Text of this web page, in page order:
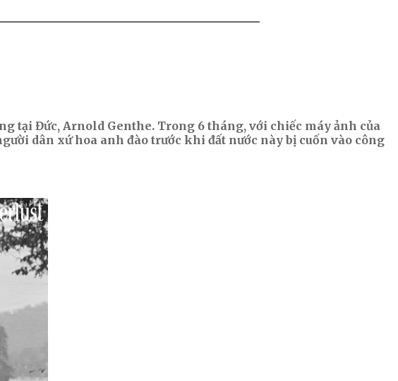
tại Đức, Arnold Genthe. Trong 6 tháng, với chiếc máy ảnh của
dân xứ hoa anh đào trước khi đất nước này bị cuốn vào công